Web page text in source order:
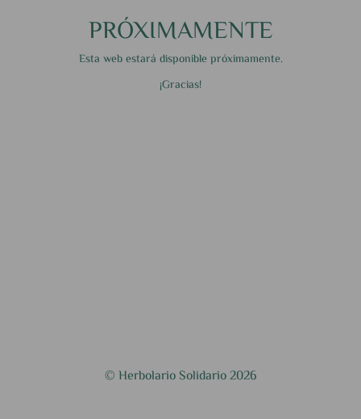
PRÓXIMAMENTE
Esta web estará disponible próximamente.
¡Gracias!
© Herbolario Solidario 2026